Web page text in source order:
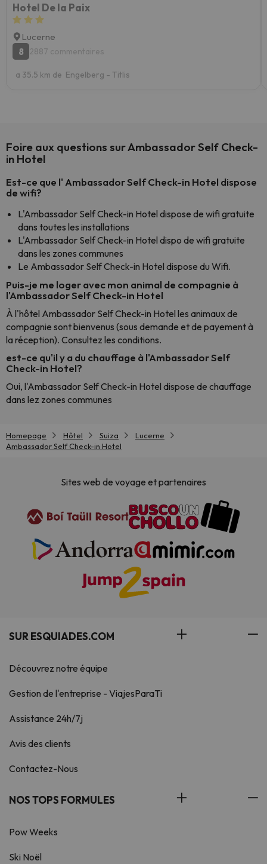
Hotel De la Paix
Lucerne
8
2887 commentaires
a 35.5 km de Engelberg - Titlis
Foire aux questions sur Ambassador Self Check-
in Hotel
Est-ce que l' Ambassador Self Check-in Hotel dispose
de wifi?
L'Ambassador Self Check-in Hotel dispose de wifi gratuite
dans toutes les installations
L'Ambassador Self Check-in Hotel dispo de wifi gratuite
dans les zones communes
Le Ambassador Self Check-in Hotel dispose du Wifi.
Puis-je me loger avec mon animal de compagnie à
l'Ambassador Self Check-in Hotel
À l'hôtel Ambassador Self Check-in Hotel les animaux de
compagnie sont bienvenus (sous demande et de payement à
la réception). Consultez les conditions.
est-ce qu'il y a du chauffage à l'Ambassador Self
Check-in Hotel?
Oui, l'Ambassador Self Check-in Hotel dispose de chauffage
dans lez zones communes
Homepage Hôtel Suiza
Lucerne
Ambassador Self Check-in Hotel
Sites web de voyage et partenaires
SUR ESQUIADES.COM
Découvrez notre équipe
Gestion de l'entreprise - ViajesParaTi
Assistance 24h/7j
Avis des clients
Contactez-Nous
NOS TOPS FORMULES
Pow Weeks
Ski Noël